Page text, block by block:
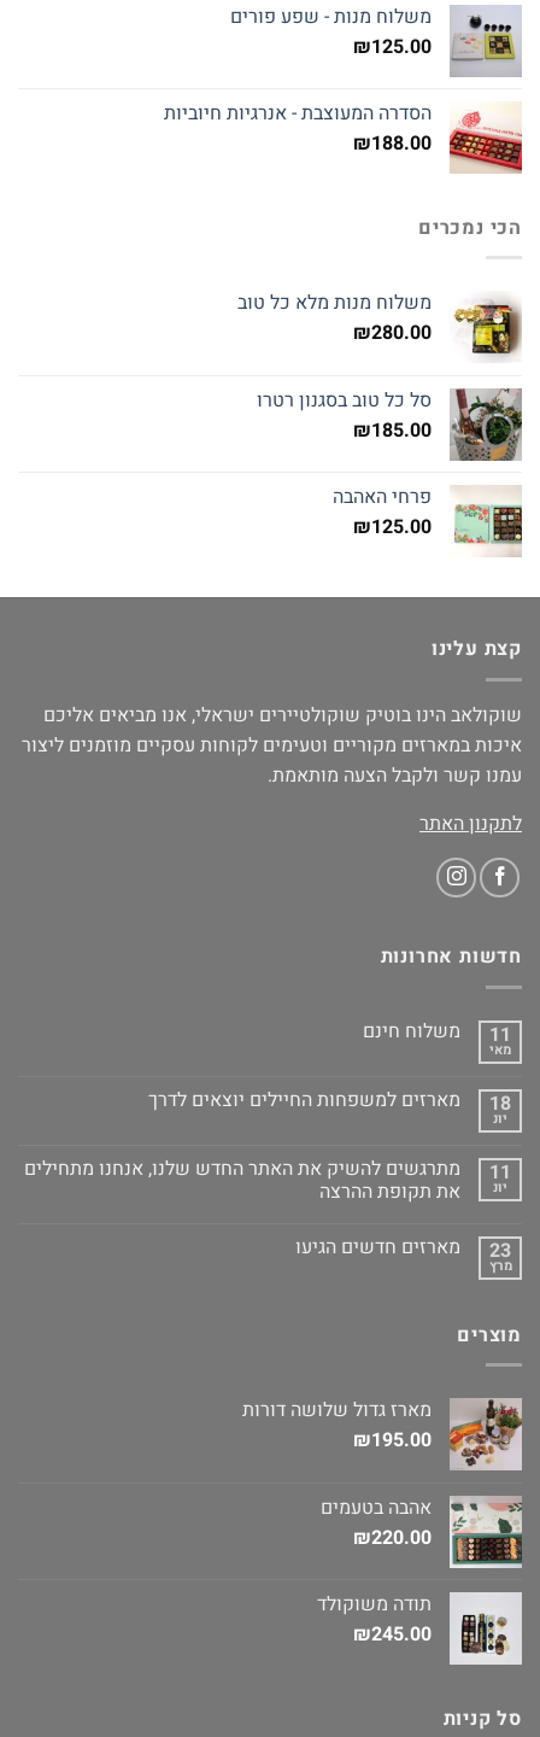
משלוח מנות - שפע פורים
₪125.00
הסדרה המעוצבת - אנרגיות חיוביות
₪188.00
הכי נמכרים
משלוח מנות מלא כל טוב
₪280.00
סל כל טוב בסגנון רטרו
₪185.00
פרחי האהבה
₪125.00
קצת עלינו
שוקולאב הינו בוטיק שוקולטיירים ישראלי, אנו מביאים אליכם
איכות במארזים מקוריים וטעימים לקוחות עסקיים מוזמנים ליצור
עמנו קשר ולקבל הצעה מותאמת.
לתקנון האתר
חדשות אחרונות
11
מאי
משלוח חינם
18
יונ
מארזים למשפחות החיילים יוצאים לדרך
11
יונ
מתרגשים להשיק את האתר החדש שלנו, אנחנו מתחילים
את תקופת ההרצה
23
מרץ
מארזים חדשים הגיעו
מוצרים
מארז גדול שלושה דורות
₪195.00
אהבה בטעמים
₪220.00
תודה משוקולד
₪245.00
סל קניות